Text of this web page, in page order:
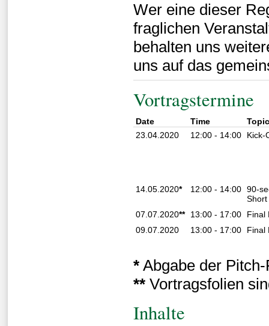
Wer eine dieser
fraglichen
behalten uns
uns auf das
Vortragstermine
Date Time
23.04.2020
12:00 - 14:00 Kick-
14.05.2020* 12:00 - 14:00 90-
07.07.2020** 13:00 - 17:00
Final
09.07.2020
13:00 - 17:00 Final
* Abgabe der
** Vortragsfolien
Inhalte